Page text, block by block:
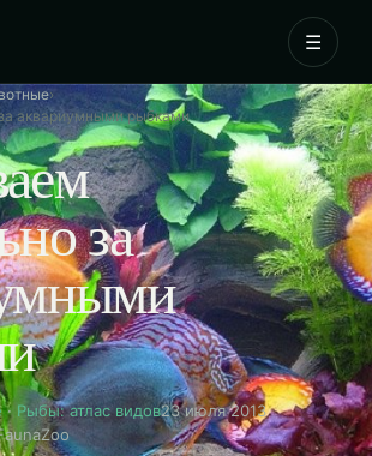
☰
›
аквариумными рыбками
за
· Рыбы: атлас видов23 июля 2013